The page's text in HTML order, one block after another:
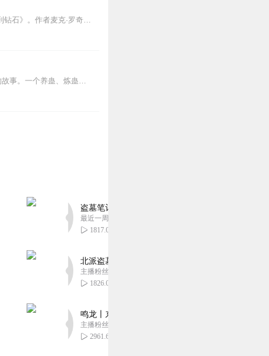
《能断金刚》为全球畅销书《TheDiamondCutter》十周年增订版，台湾版译为《当和尚遇到钻石》。作者麦克·罗奇在自己的职业生涯和宗教修行上找到了一个...
内容简介【黑暗文反派流封神之作】人是万物之灵，蛊是天地真精。一个穿越者不断重生的故事。一个养蛊、炼蛊、用蛊的奇特世界。配音组（男角色）老宝玉旁白...
盗墓笔记 全8部丨豪华CV版丨苏尚卿&边江 领衔
最近一周更新
1817.02万
北派盗墓笔记丨头陀渊出品丨悬疑灵异丨摸金校尉
主播粉丝1659万
1826.04万
鸣龙丨东方玄幻丨紫襟团队丨轻松搞笑丨多人有声
主播粉丝2836万
2961.66万